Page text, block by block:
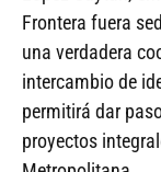
Frontera fuera
una verdadera
intercambio de
permitirá dar
proyectos